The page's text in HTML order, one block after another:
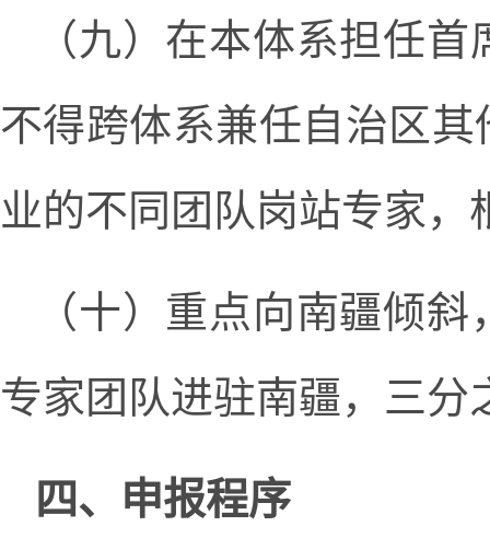
（九）在本体系担任
不得跨体系兼任自治区
业的不同团队岗站专家
（十）重点向南疆倾
专家团队进驻南疆，三
四、申报程序